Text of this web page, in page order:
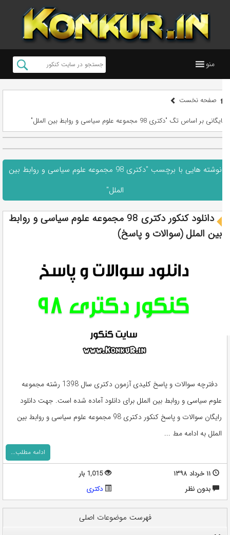
منو
صفحه نخست
بایگانی بر اساس تگ "دکتری 98 مجموعه علوم سیاسی و روابط بین الملل"
نوشته هایی با برچسب "دکتری 98 مجموعه علوم سیاسی و روابط بین
الملل"
دانلود کنکور دکتری 98 مجموعه علوم سیاسی و روابط
بین الملل (سوالات و پاسخ)
دفترچه سوالات و پاسخ کلیدی آزمون دکتری سال 1398 رشته مجموعه
علوم سیاسی و روابط بین الملل برای دانلود آماده شده است. جهت دانلود
رایگان سوالات و پاسخ کنکور دکتری 98 مجموعه علوم سیاسی و روابط بین
الملل به ادامه مط ...
ادامه مطلب...
۱۱ خرداد ۱۳۹۸
1,015 بار
بدون نظر
دکتری
فهرست موضوعات اصلی